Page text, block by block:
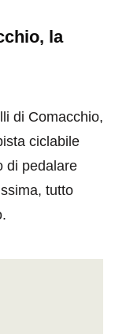
la
di Comacchio,
ciclabile
di pedalare
tutto